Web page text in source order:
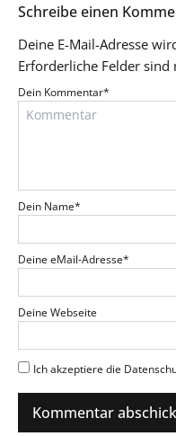
Schreibe einen
Deine E-Mail-Adresse
Erforderliche Felder sind
Dein Kommentar*
Dein Name*
Deine eMail-Adresse*
Deine Webseite
Ich akzeptiere die